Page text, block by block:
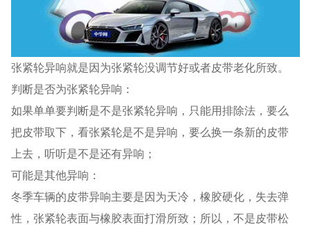
张紧轮异响就是因为张紧轮没调节好或者皮带老化所致。
判断是否为张紧轮异响：
如果单单要判断是不是张紧轮异响，只能用排除法，要么
把皮带取下，看张紧轮是不是异响，要么换一条新的皮带
上去，听听是不是还有异响；
可能是其他异响：
冬季车辆的皮带异响主要是因为天冷，橡胶硬化，失去弹
性，张紧轮表面与橡胶表面打滑所致；所以，不是皮带松